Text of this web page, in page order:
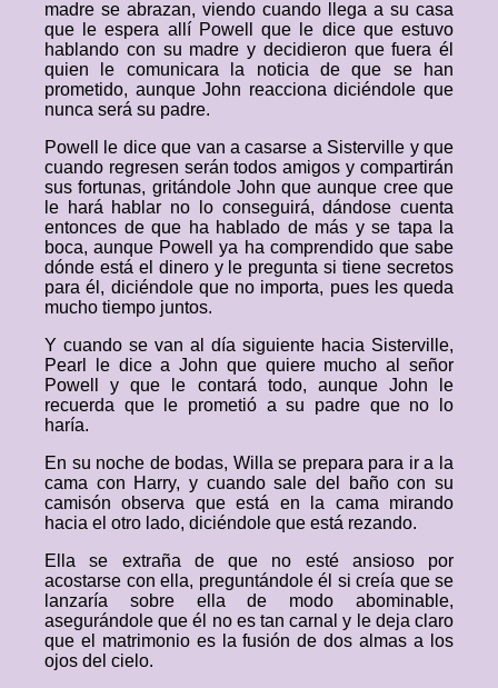
madre se abrazan, viendo cuando llega a su casa
que le espera allí Powell que le dice que estuvo
hablando con su madre y decidieron que fuera él
quien le comunicara la noticia de que se han
prometido, aunque John reacciona diciéndole que
nunca será su padre.
Powell le dice que van a casarse a Sisterville y que
cuando regresen serán todos amigos y compartirán
sus fortunas, gritándole John que aunque cree que
le hará hablar no lo conseguirá, dándose cuenta
entonces de que ha hablado de más y se tapa la
boca, aunque Powell ya ha comprendido que sabe
dónde está el dinero y le pregunta si tiene secretos
para él, diciéndole que no importa, pues les queda
mucho tiempo juntos.
Y cuando se van al día siguiente hacia Sisterville,
Pearl le dice a John que quiere mucho al señor
Powell y que le contará todo, aunque John le
recuerda que le prometió a su padre que no lo
haría.
En su noche de bodas, Willa se prepara para ir a la
cama con Harry, y cuando sale del baño con su
camisón observa que está en la cama mirando
hacia el otro lado, diciéndole que está rezando.
Ella se extraña de que no esté ansioso por
acostarse con ella, preguntándole él si creía que se
lanzaría sobre ella de modo abominable,
asegurándole que él no es tan carnal y le deja claro
que el matrimonio es la fusión de dos almas a los
ojos del cielo.